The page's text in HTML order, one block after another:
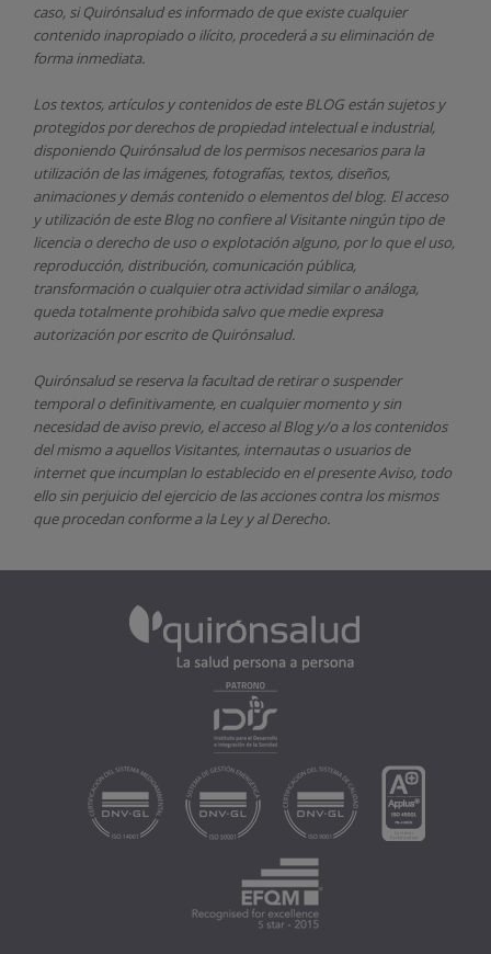
caso, si Quirónsaludes informado de que existe cualquier
contenido inapropiado o ilícito, procederá a su eliminación de
forma inmediata.
Los textos, artículos y contenidos de este BLOG están sujetos y
protegidos por derechos de propiedad intelectual e industrial,
disponiendo Quirónsaludde los permisos necesarios para la
utilización de las imágenes, fotografías, textos, diseños,
animaciones y demás contenido o elementos del blog. El acceso
y utilización de este Blog no confiere al Visitante ningún tipo de
licencia o derecho de uso o explotación alguno, por lo que el uso,
reproducción, distribución, comunicación pública,
transformación o cualquier otra actividad similar o análoga,
queda totalmente prohibida salvo que medie expresa
autorización por escrito de Quirónsalud.
Quirónsaludse reserva la facultad de retirar o suspender
temporal o definitivamente, en cualquier momento y sin
necesidad de aviso previo, el acceso al Blog y/o a los contenidos
del mismo a aquellos Visitantes, internautas o usuarios de
internet que incumplan lo establecido en el presente Aviso, todo
ello sin perjuicio del ejercicio de las acciones contra los mismos
que procedan conforme a la Ley y al Derecho.